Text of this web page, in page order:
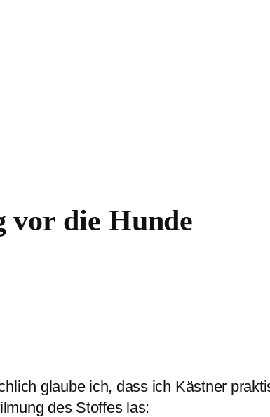
vor die Hunde
glaube ich, dass ich Kästner
des Stoffes las: